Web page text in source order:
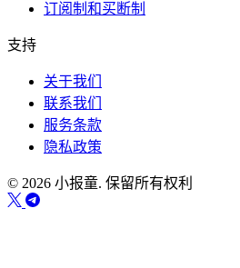
订阅制和买断制
支持
关于我们
联系我们
服务条款
隐私政策
© 2026 小报童. 保留所有权利